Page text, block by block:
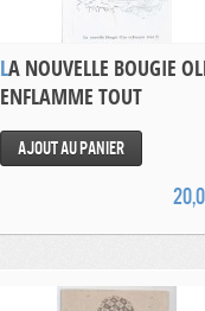
LA NOUVELLE BOUGIE OLEO
ENFLAMME TOUT
Ajout au panier